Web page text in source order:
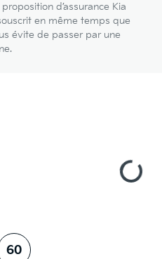
d’assurance Kia
en même temps que
évite de passer par une
60